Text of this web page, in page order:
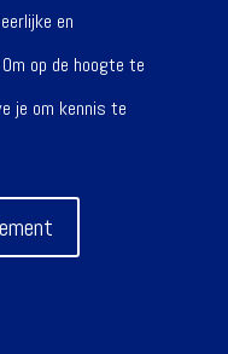
en
Om op de hoogte te
je om kennis te